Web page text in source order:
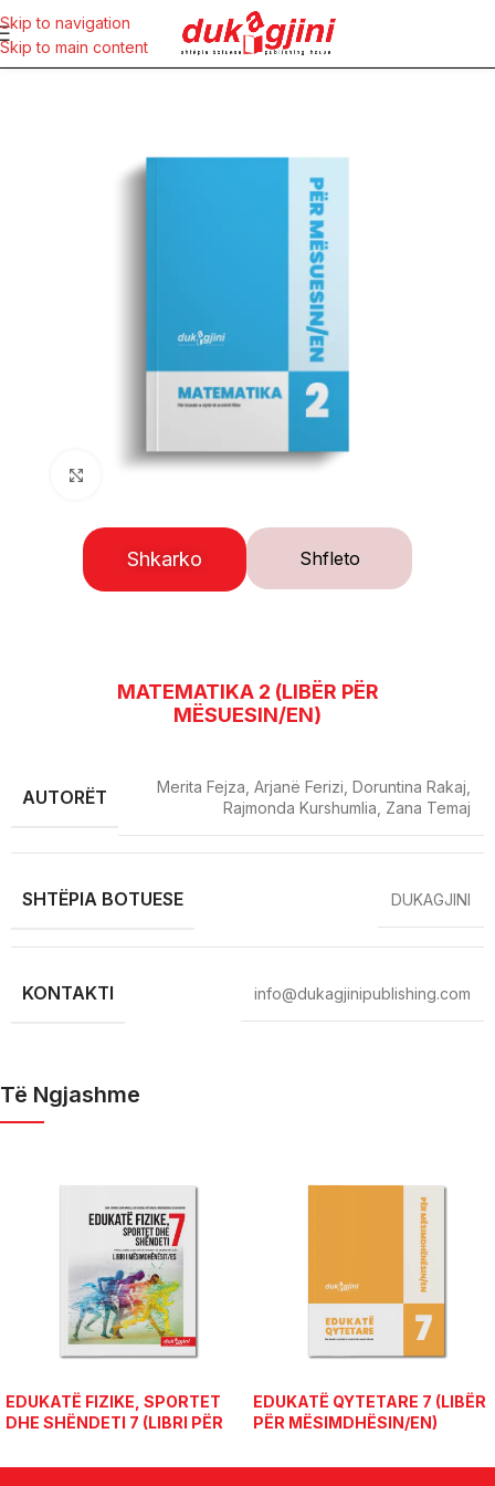
Skip to navigation
Skip to main content
Shkarko Shfleto
MATEMATIKA 2 (LIBËR PËR
MËSUESIN/EN)
AUTORËT
Merita Fejza, Arjanë Ferizi, Doruntina Rakaj,
Rajmonda Kurshumlia, Zana Temaj
SHTËPIA BOTUESE DUKAGJINI
KONTAKTI info@dukagjinipublishing.com
Të Ngjashme
EDUKATË FIZIKE, SPORTET
DHE SHËNDETI 7 (LIBRI PËR
EDUKATË QYTETARE 7 (LIBËR
PËR MËSIMDHËSIN/EN)